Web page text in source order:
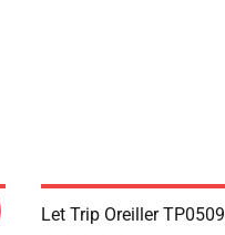
Let Trip Oreiller TP0509